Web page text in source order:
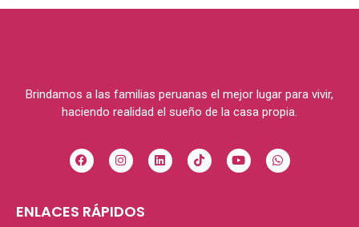
Brindamos a las familias peruanas el mejor lugar para vivir,
haciendo realidad el sueño de la casa propia.
ENLACES RÁPIDOS